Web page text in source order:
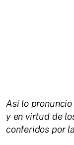
Así lo pronuncio
y en virtud de
conferidos por